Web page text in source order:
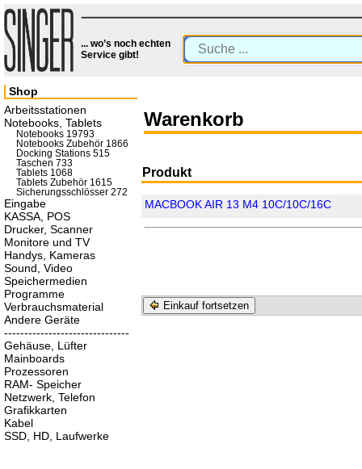
... wo’s noch echten
Service gibt!
Warenkorb
Produkt
MACBOOK AIR 13 M4 10C/10C/16C
Einkauf fortsetzen
Shop
Arbeitsstationen
Notebooks, Tablets
Notebooks 19793
Notebooks Zubehör 1866
Docking Stations 515
Taschen 733
Tablets 1068
Tablets Zubehör 1615
Sicherungsschlösser 272
Eingabe
KASSA, POS
Drucker, Scanner
Monitore und TV
Handys, Kameras
Sound, Video
Speichermedien
Programme
Verbrauchsmaterial
Andere Geräte
-------------------------------
Gehäuse, Lüfter
Mainboards
Prozessoren
RAM- Speicher
Netzwerk, Telefon
Grafikkarten
Kabel
SSD, HD, Laufwerke